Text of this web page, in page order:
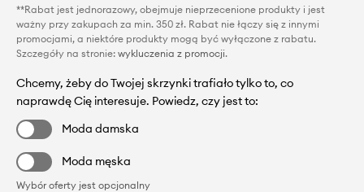
**Rabat jest jednorazowy, obejmuje nieprzecenione produkty i jest
ważny przy zakupach za min. 350 zł. Rabat nie łączy się z innymi
promocjami, a niektóre produkty mogą być wyłączone z rabatu.
Szczegóły na stronie: wykluczenia z promocji.
Chcemy, żeby do Twojej skrzynki trafiało tylko to, co
naprawdę Cię interesuje. Powiedz, czy jest to:
Moda damska
Moda męska
Wybór oferty jest opcjonalny